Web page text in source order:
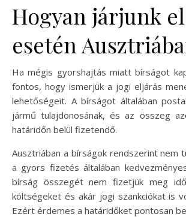
Hogyan járjunk
esetén
Ha mégis gyorshajtás miatt bírságot
fontos, hogy ismerjük a jogi eljárás
lehetőségeit. A bírságot általában
jármű tulajdonosának, és az összeg
határidőn belül fizetendő.
Ausztriában a bírságok rendszerint nem
a gyors fizetés általában
bírság összegét nem fizetjük meg
költségeket és akár jogi szankciókat is
Ezért érdemes a határidőket pontosan